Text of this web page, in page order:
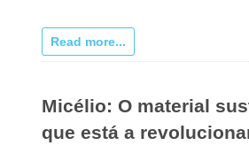
Read more...
Micélio: O material
que está a